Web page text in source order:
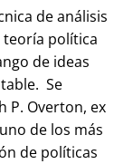
de análisis
teoría política
de ideas
Se
P. Overton, ex
de los más
de políticas